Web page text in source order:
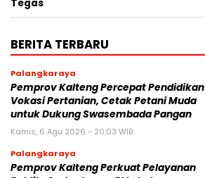
Tegas
BERITA TERBARU
Palangkaraya
Pemprov Kalteng Percepat Pendidikan
Vokasi Pertanian, Cetak Petani Muda
untuk Dukung Swasembada Pangan
Kamis, 6 Agu 2026 - 20:03 WIB
Palangkaraya
Pemprov Kalteng Perkuat Pelayanan